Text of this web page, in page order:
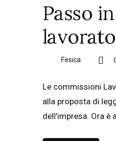
Passo
Fesica
Le commissioni
alla proposta di
dell’impresa. Ora